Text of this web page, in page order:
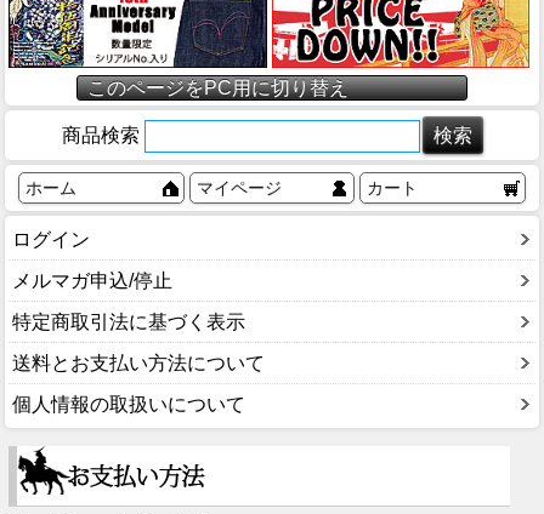
このページをPC用に切り替え
商品検索
ホーム マイページ カート
ログイン
メルマガ申込/停止
特定商取引法に基づく表示
送料とお支払い方法について
個人情報の取扱いについて